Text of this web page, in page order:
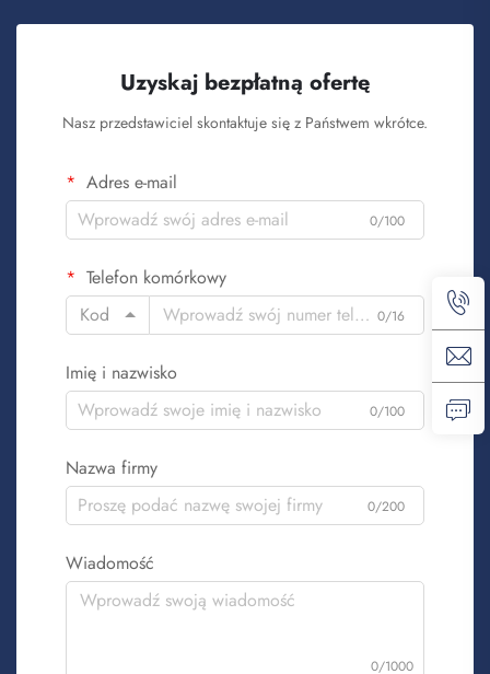
Uzyskaj bezpłatną ofertę
Nasz przedstawiciel skontaktuje się z Państwem wkrótce.
Adres e-mail
0/100
Telefon komórkowy
Kod
0/16
Imię i nazwisko
0/100
Nazwa firmy
0/200
Wiadomość
0/1000